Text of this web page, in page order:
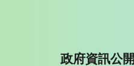
政府資訊公開